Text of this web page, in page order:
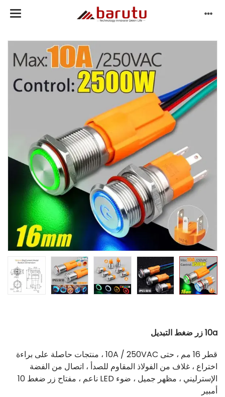
10a زر ضغط التبديل
قطر 16 مم ، حتى 10A / 250VAC ، منتجات حاصلة على براءة
اختراع ، غلاف من الفولاذ المقاوم للصدأ ، اتصال من الفضة
الإسترليني ، مظهر جميل ، ضوء LED ناعم ، مفتاح زر ضغط 10
أمبير